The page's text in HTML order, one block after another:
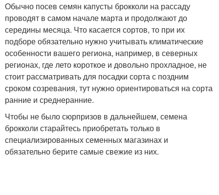
Обычно посев семян капусты брокколи на рассаду
проводят в самом начале марта и продолжают до
середины месяца. Что касается сортов, то при их
подборе обязательно нужно учитывать климатические
особенности вашего региона, например, в северных
регионах, где лето короткое и довольно прохладное, не
стоит рассматривать для посадки сорта с поздним
сроком созревания, тут нужно ориентироваться на сорта
ранние и среднеранние.
Чтобы не было сюрпризов в дальнейшем, семена
брокколи старайтесь приобретать только в
специализированных семенных магазинах и
обязательно берите самые свежие из них.